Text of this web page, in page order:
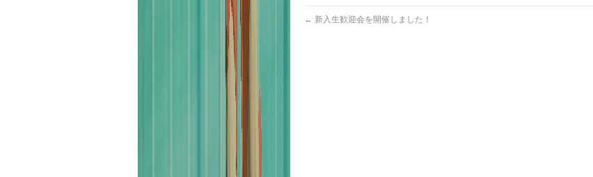
← 新入生歓迎会を開催しました！